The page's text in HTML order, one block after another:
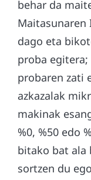
behar da
dago eta
proba egitera;
probaren zati
azkazalak
makinak
%0, %50 edo
bitako bat ala
sortzen du